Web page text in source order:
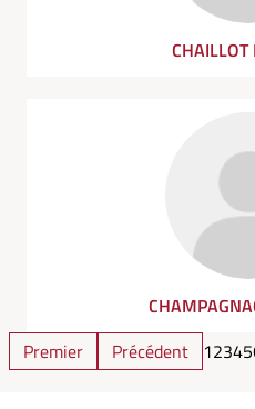
Premier
Précédent 12345